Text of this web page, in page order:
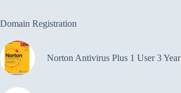
Domain Registration
Norton Antivirus Plus 1 User 3 Year